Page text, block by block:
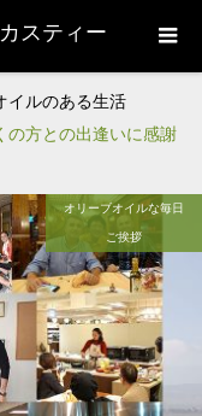
スティー
社清州
イルのある生活
の方との出逢いに感謝
オリーブオイルな毎日
ご挨拶